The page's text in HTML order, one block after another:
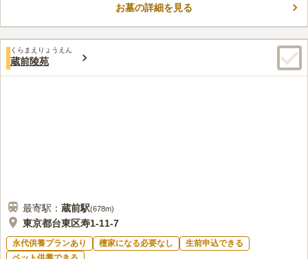
使われています。
この霊園はまだ誰からも評価されていません。
お墓の詳細を見る
くらまえりょうえん
蔵前陵苑
最寄駅： 蔵前駅(678m)
東京都台東区寿1-11-7
永代供養プランあり 檀家になる必要なし
生前申込できる